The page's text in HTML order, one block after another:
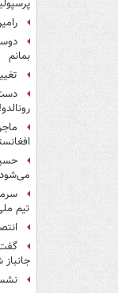
بمانم
رونالدو!
می‌شود
تیم